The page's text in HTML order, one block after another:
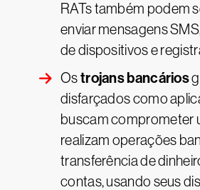
RATs também podem
enviar mensagens
de dispositivos e
Ostrojans bancários
disfarçados como
buscam comprometer
realizam operações
transferência de
contas, usando seus